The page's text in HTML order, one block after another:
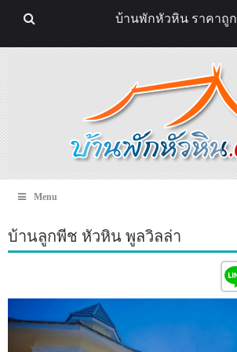
Menu
บ้านลูกพีช หัวหิน พูลวิลล่า
บ้านพักหัวหิน ราคาถูก